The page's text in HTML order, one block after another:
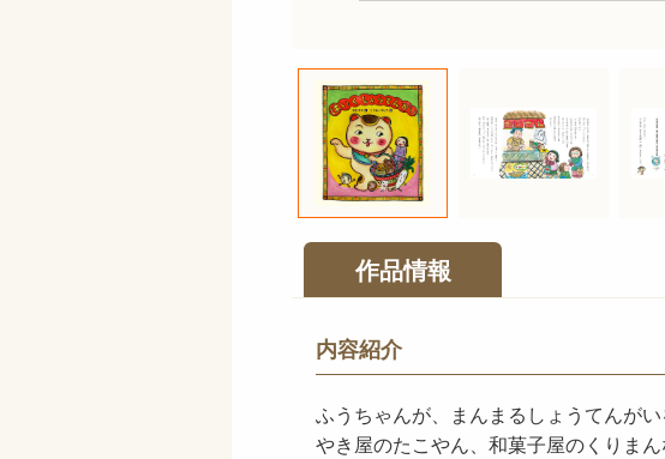
作品情報
内容紹介
ふうちゃんが、まんまるしょうてんが
やき屋のたこやん、和菓子屋のくりま